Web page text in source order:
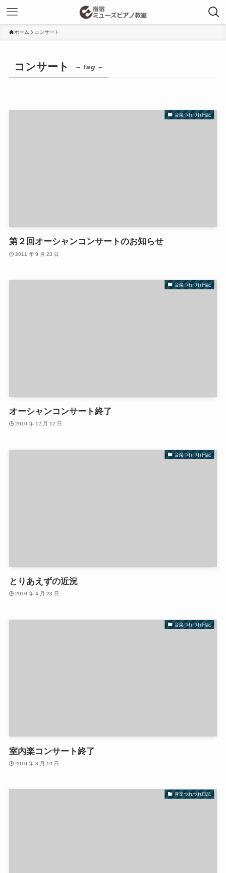
ホーム コンサート
コンサート – tag –
音楽つれづれ日記
第２回オーシャンコンサートのお知らせ
2011 年 9 月 23 日
音楽つれづれ日記
オーシャンコンサート終了
2010 年 12 月 12 日
音楽つれづれ日記
とりあえずの近況
2010 年 4 月 23 日
音楽つれづれ日記
室内楽コンサート終了
2010 年 3 月 19 日
音楽つれづれ日記